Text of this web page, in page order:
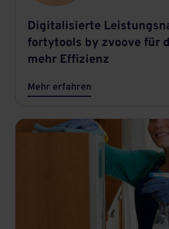
Digitalisierte
fortytools by zvoove für
mehr Effizienz
Mehr erfahren